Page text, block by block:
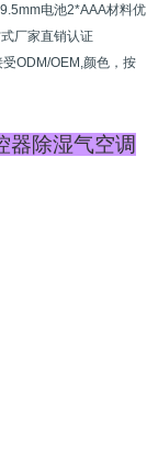
电池2*AAA材料优
厂家直销认证
ODM/OEM,颜色，按
器除湿气空调